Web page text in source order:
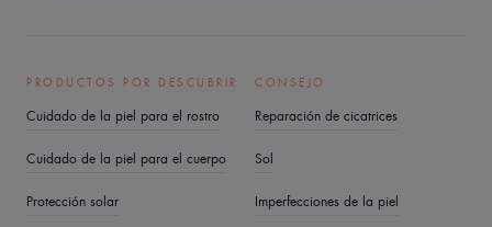
PRODUCTOS POR DESCUBRIR
Cuidado de la piel para el rostro
Cuidado de la piel para el cuerpo
Protección solar
CONSEJO
Reparación de cicatrices
Sol
Imperfecciones de la piel